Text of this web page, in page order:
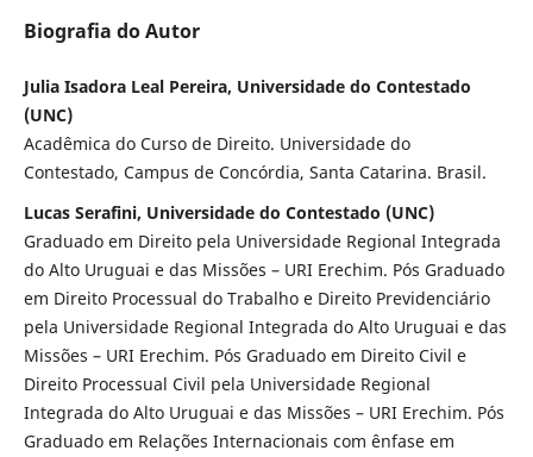
Biografia do Autor
Julia Isadora Leal Pereira, Universidade do Contestado
(UNC)
Acadêmica do Curso de Direito. Universidade do
Contestado, Campus de Concórdia, Santa Catarina. Brasil.
Lucas Serafini, Universidade do Contestado (UNC)
Graduado em Direito pela Universidade Regional Integrada
do Alto Uruguai e das Missões – URI Erechim. Pós Graduado
em Direito Processual do Trabalho e Direito Previdenciário
pela Universidade Regional Integrada do Alto Uruguai e das
Missões – URI Erechim. Pós Graduado em Direito Civil e
Direito Processual Civil pela Universidade Regional
Integrada do Alto Uruguai e das Missões – URI Erechim. Pós
Graduado em Relações Internacionais com ênfase em